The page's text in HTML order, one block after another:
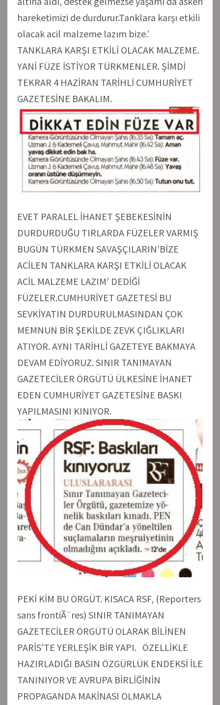
hareketimizi de durdurur.Tanklara karşı etkili
olacak acil malzeme lazım bize.’
TANKLARA KARŞI ETKİLİ OLACAK MALZEME.
YANİ FÜZE İSTİYOR TÜRKMENLER. ŞİMDİ
TEKRAR 4 HAZİRAN TARİHLİ CUMHURİYET
GAZETESİNE BAKALIM.
EVET PARALEL İHANET ŞEBEKESİNİN
DURDURDUĞU TIRLARDA FÜZELER VARMIŞ
BUGÜN TÜRKMEN SAVAŞÇILARIN’BİZE
ACİLEN TANKLARA KARŞI ETKİLİ OLACAK
ACİL MALZEME LAZIM’ DEDİĞİ
FÜZELER.CUMHURİYET GAZETESİ BU
SEVKİYATIN DURDURULMASINDAN ÇOK
MEMNUN BİR ŞEKİLDE ZEVK ÇIĞLIKLARI
ATIYOR. AYNI TARİHLİ GAZETEYE BAKMAYA
DEVAM EDİYORUZ. SINIR TANIMAYAN
GAZETECİLER ÖRGÜTÜ ÜLKESİNE İHANET
EDEN CUMHURİYET GAZETESİNE BASKI
YAPILMASINI KINIYOR.
PEKİ KİM BU ÖRGÜT. KISACA RSF, (Reporters
sans frontiÃ¨res) SINIR TANIMAYAN
GAZETECİLER ÖRGÜTÜ OLARAK BİLİNEN
PARİS’TE YERLEŞİK BİR YAPI. ÖZELLİKLE
HAZIRLADIĞI BASIN ÖZGÜRLÜK ENDEKSİ İLE
TANINIYOR VE AVRUPA BİRLİĞİNİN
PROPAGANDA MAKİNASI OLMAKLA